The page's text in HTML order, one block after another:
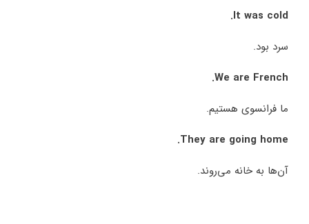
It was cold.
سرد بود.
We are French.
ما فرانسوی هستیم.
They are going home.
آن‌ها به خانه می‌روند.